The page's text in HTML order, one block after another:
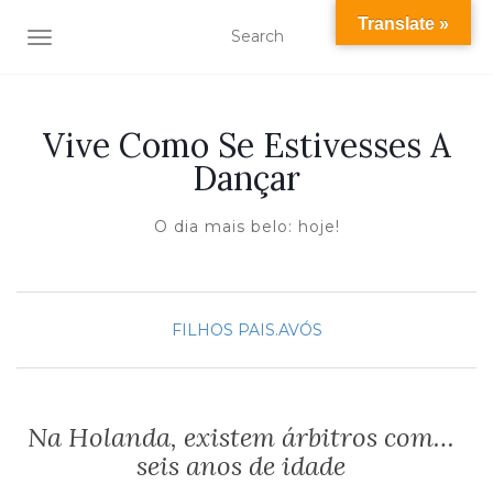
TOGGLE NAVIGATION
Vive Como Se Estivesses A
Dançar
O dia mais belo: hoje!
FILHOS PAIS.AVÓS
Na Holanda, existem árbitros com…
seis anos de idade
Translate »